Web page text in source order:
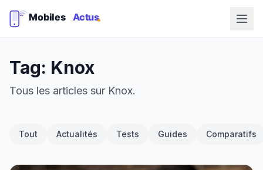
Tag: Knox
Tous les articles sur Knox.
Tout Actualités Tests Guides Comparatifs